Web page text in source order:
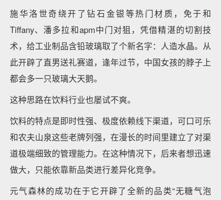
施华洛世奇绕开了钻石金银等热门材质，免于和
Tiffany、潘多拉和apm中门对狙，凭借精湛的切割技
术，给工业制品含铅玻璃取了个新名字：人造水晶。从
此开辟了直男送礼赛道，逢年过节，中国女孩的脖子上
都会多一只玻璃大天鹅。
这种思路在饮料行业也屡试不爽。
饮料的特点是即时性强、极度依赖线下渠道，可口可乐
和农夫山泉这些老牌列强，在漫长的时间里建立了对渠
道极端细致的管理能力。在这种情况下，后来者想迅速
做大，只能依靠新品类进行差异化竞争。
元气森林的成功在于它开辟了全新的品类“无糖气泡